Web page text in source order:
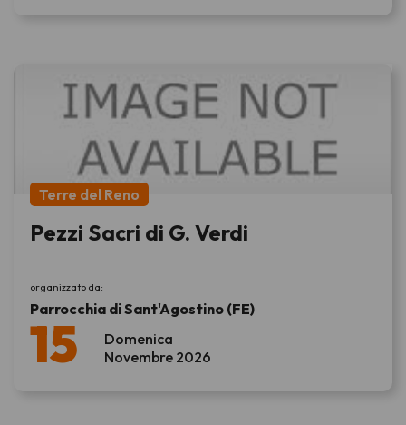
Domenica
15 Novembre 2026
Terre del Reno
Pezzi Sacri di G. Verdi
organizzato da:
Parrocchia di Sant'Agostino (FE)